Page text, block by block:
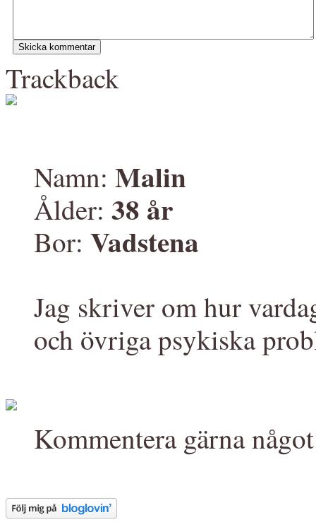
Trackback
Namn: Malin
Ålder: 38 år
Bor: Vadstena
Jag skriver om hur
och övriga psykiska
Kommentera gärna